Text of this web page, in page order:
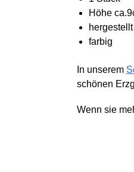
Höhe
farbig
In unserem
schönen
Wenn sie